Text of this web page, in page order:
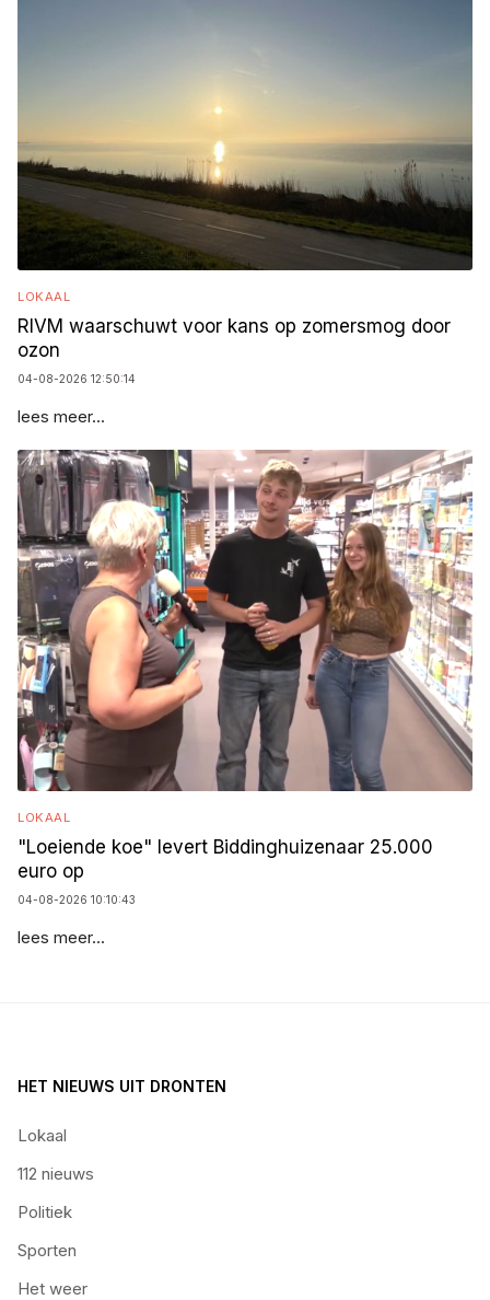
LOKAAL
RIVM waarschuwt voor kans op zomersmog door
ozon
04-08-2026 12:50:14
lees meer...
LOKAAL
"Loeiende koe" levert Biddinghuizenaar 25.000
euro op
04-08-2026 10:10:43
lees meer...
HET NIEUWS UIT DRONTEN
Lokaal
112 nieuws
Politiek
Sporten
Het weer